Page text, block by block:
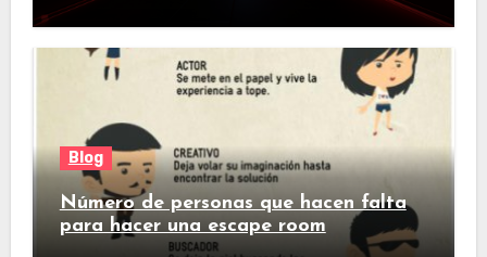
Blog
Número de personas que hacen falta
para hacer una escape room